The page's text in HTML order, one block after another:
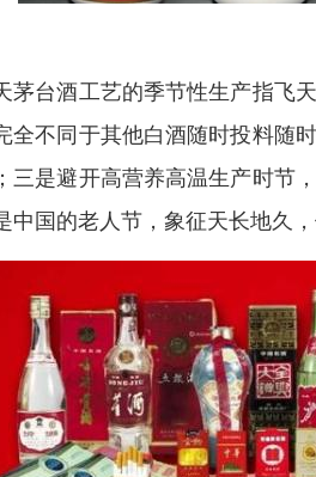
茅台酒工艺的季节性生产指飞
全不同于其他白酒随时投料随
三是避开高营养高温生产时节
中国的老人节 ，象征天长地久